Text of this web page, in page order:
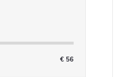
€ 56